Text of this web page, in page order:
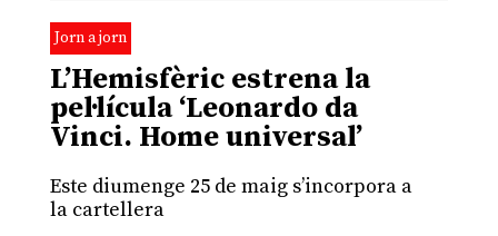
Jorn a jorn
L’Hemisfèric estrena la
pel·lícula ‘Leonardo da
Vinci. Home universal’
Este diumenge 25 de maig s’incorpora a
la cartellera